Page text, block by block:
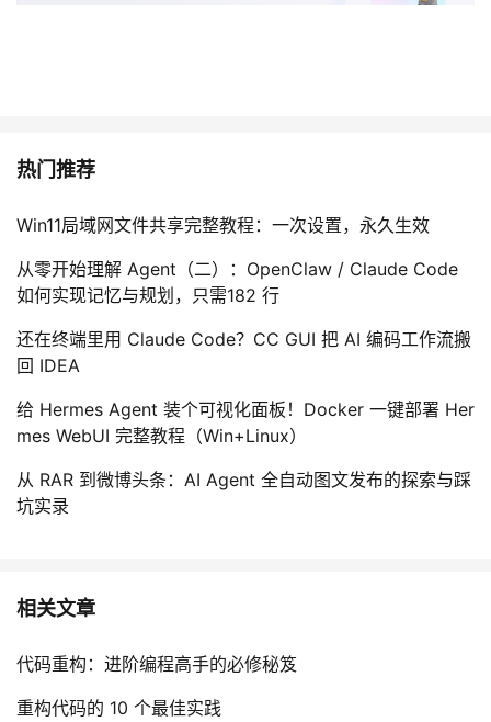
热门推荐
Win11局域网文件共享完整教程：一次设置，永久生效
从零开始理解 Agent（二）：OpenClaw / Claude Code
如何实现记忆与规划，只需182 行
还在终端里用 Claude Code？CC GUI 把 AI 编码工作流搬
回 IDEA
给 Hermes Agent 装个可视化面板！Docker 一键部署 Her
mes WebUI 完整教程（Win+Linux）
从 RAR 到微博头条：AI Agent 全自动图文发布的探索与踩
坑实录
相关文章
代码重构：进阶编程高手的必修秘笈
重构代码的 10 个最佳实践